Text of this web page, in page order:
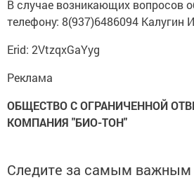
В случае возникающих вопросов
телефону: 8(937)6486094 Калугин
Erid: 2VtzqxGaYyg
Реклама
ОБЩЕСТВО С ОГРАНИЧЕННОЙ
КОМПАНИЯ "БИО-ТОН"
Следите за самым важным